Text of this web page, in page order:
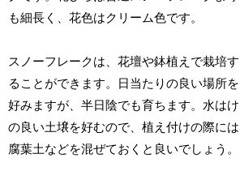
も細長く、花色はクリーム色です。
スノーフレークは、花壇や鉢植えで栽培す
ることができます。日当たりの良い場所を
好みますが、半日陰でも育ちます。水はけ
の良い土壌を好むので、植え付けの際には
腐葉土などを混ぜておくと良いでしょう。